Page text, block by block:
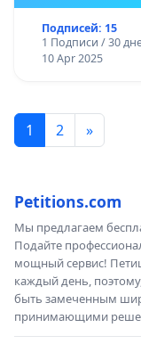
Подписей: 15
1 Подписи / 30
10 Apr 2025
1 2 »
Petitions.com
Мы предлагаем
Подайте
мощный сервис!
каждый день,
быть замеченным
принимающими